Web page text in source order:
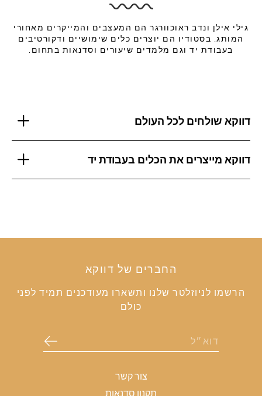
גילי אילן ונדב ראוכוורגר הם המעצבים והמייקרים מאחורי
המותג. בסטודיו הם יוצרים כלים שימושיים ודקורטיבים
בעבודת יד וגם מלמדים שיעורים וסדנאות בתחום.
דווקא שולחים לכל העולם
דווקא מייצרים את הכלים בעבודת יד
החברים של דווקא
הרשמו לניוזלטר שלנו ותשארו מעודכנים תמיד לפני
כולם
צור קשר
תקנון סדנאות